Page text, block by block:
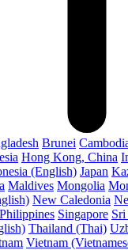
Brunei
Hong Kong, China
(English) Japan
Maldives Mongolia
New Caledonia
Philippines Singapore
Thailand (Thai)
Vietnam